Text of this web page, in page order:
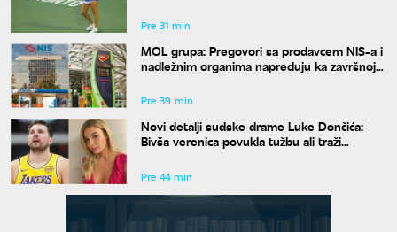
Pre 31 min
MOL grupa: Pregovori sa prodavcem NIS-a i
nadležnim organima napreduju ka završnoj
Pre 39 min
Novi detalji sudske drame Luke Dončića:
Bivša verenica povukla tužbu ali traži
Pre 44 min